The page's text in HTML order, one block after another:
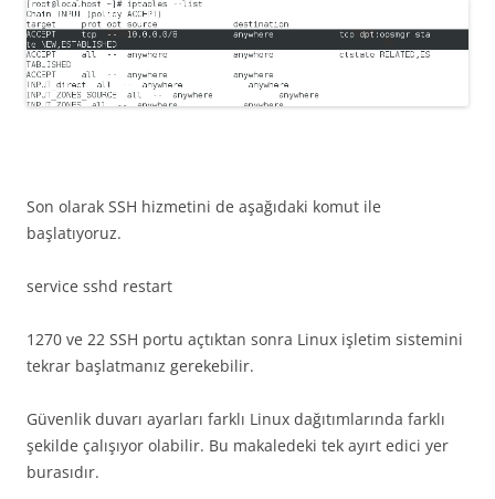
Son olarak SSH hizmetini de aşağıdaki komut ile
başlatıyoruz.
service sshd restart
1270 ve 22 SSH portu açtıktan sonra Linux işletim sistemini
tekrar başlatmanız gerekebilir.
Güvenlik duvarı ayarları farklı Linux dağıtımlarında farklı
şekilde çalışıyor olabilir. Bu makaledeki tek ayırt edici yer
burasıdır.